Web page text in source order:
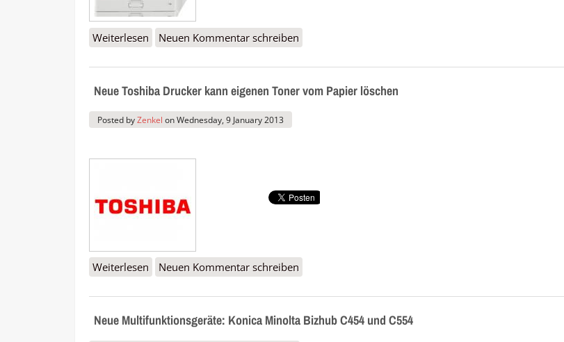
Weiterlesen über Neuer Laserdrucker: Ricoh SP 8300DN
Neuen Kommentar schreiben
Neue Toshiba Drucker kann eigenen Toner vom Papier löschen
Posted byZenkel onWednesday, 9 January 2013
Weiterlesen über Neue Toshiba Drucker kann eigenen Toner vom Papier löschen
Neuen Kommentar schreiben
Neue Multifunktionsgeräte: Konica Minolta Bizhub C454 und C554